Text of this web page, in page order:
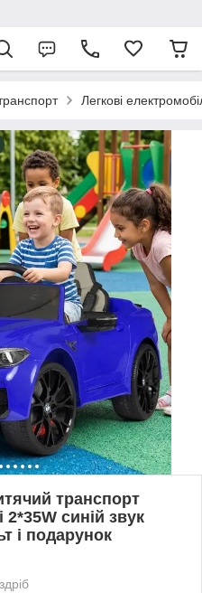
Легкові
транспорт
синій звук
і подарунок